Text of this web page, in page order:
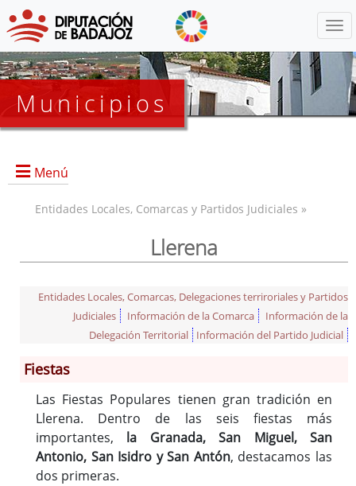
Municipios
Menú
Información General
Historia
Monumentos
Gastronomía
Entidades Locales, Comarcas y Partidos Judiciales »
Llerena
Entidades Locales, Comarcas, Delegaciones terriroriales y Partidos
Judiciales
Información de la Comarca
Información de la
Delegación Territorial
Información del Partido Judicial
Fiestas
Las Fiestas Populares tienen gran tradición en
Llerena. Dentro de las seis fiestas más
importantes, la Granada, San Miguel, San
Antonio, San Isidro y San Antón, destacamos las
dos primeras.